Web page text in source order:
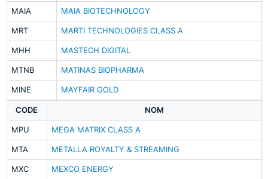
MAIA MAIA BIOTECHNOLOGY
MRT MARTI TECHNOLOGIES CLASS A
MHH MASTECH DIGITAL
MTNB MATINAS BIOPHARMA
MINE MAYFAIR GOLD
CODE NOM
MPU MEGA MATRIX CLASS A
MTA METALLA ROYALTY & STREAMING
MXC MEXCO ENERGY